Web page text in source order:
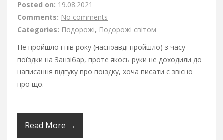
Posted on: 19.08.2021
Comments: No comments
Categories: Подорожі, Подорожі світом
Не пройшло і пів року (насправді пройшло) з часу
поїздки на Занзібар, проте якось руки не доходили до
написання відгуку про поїздку, хоча писати є звісно
про що.
Read More →